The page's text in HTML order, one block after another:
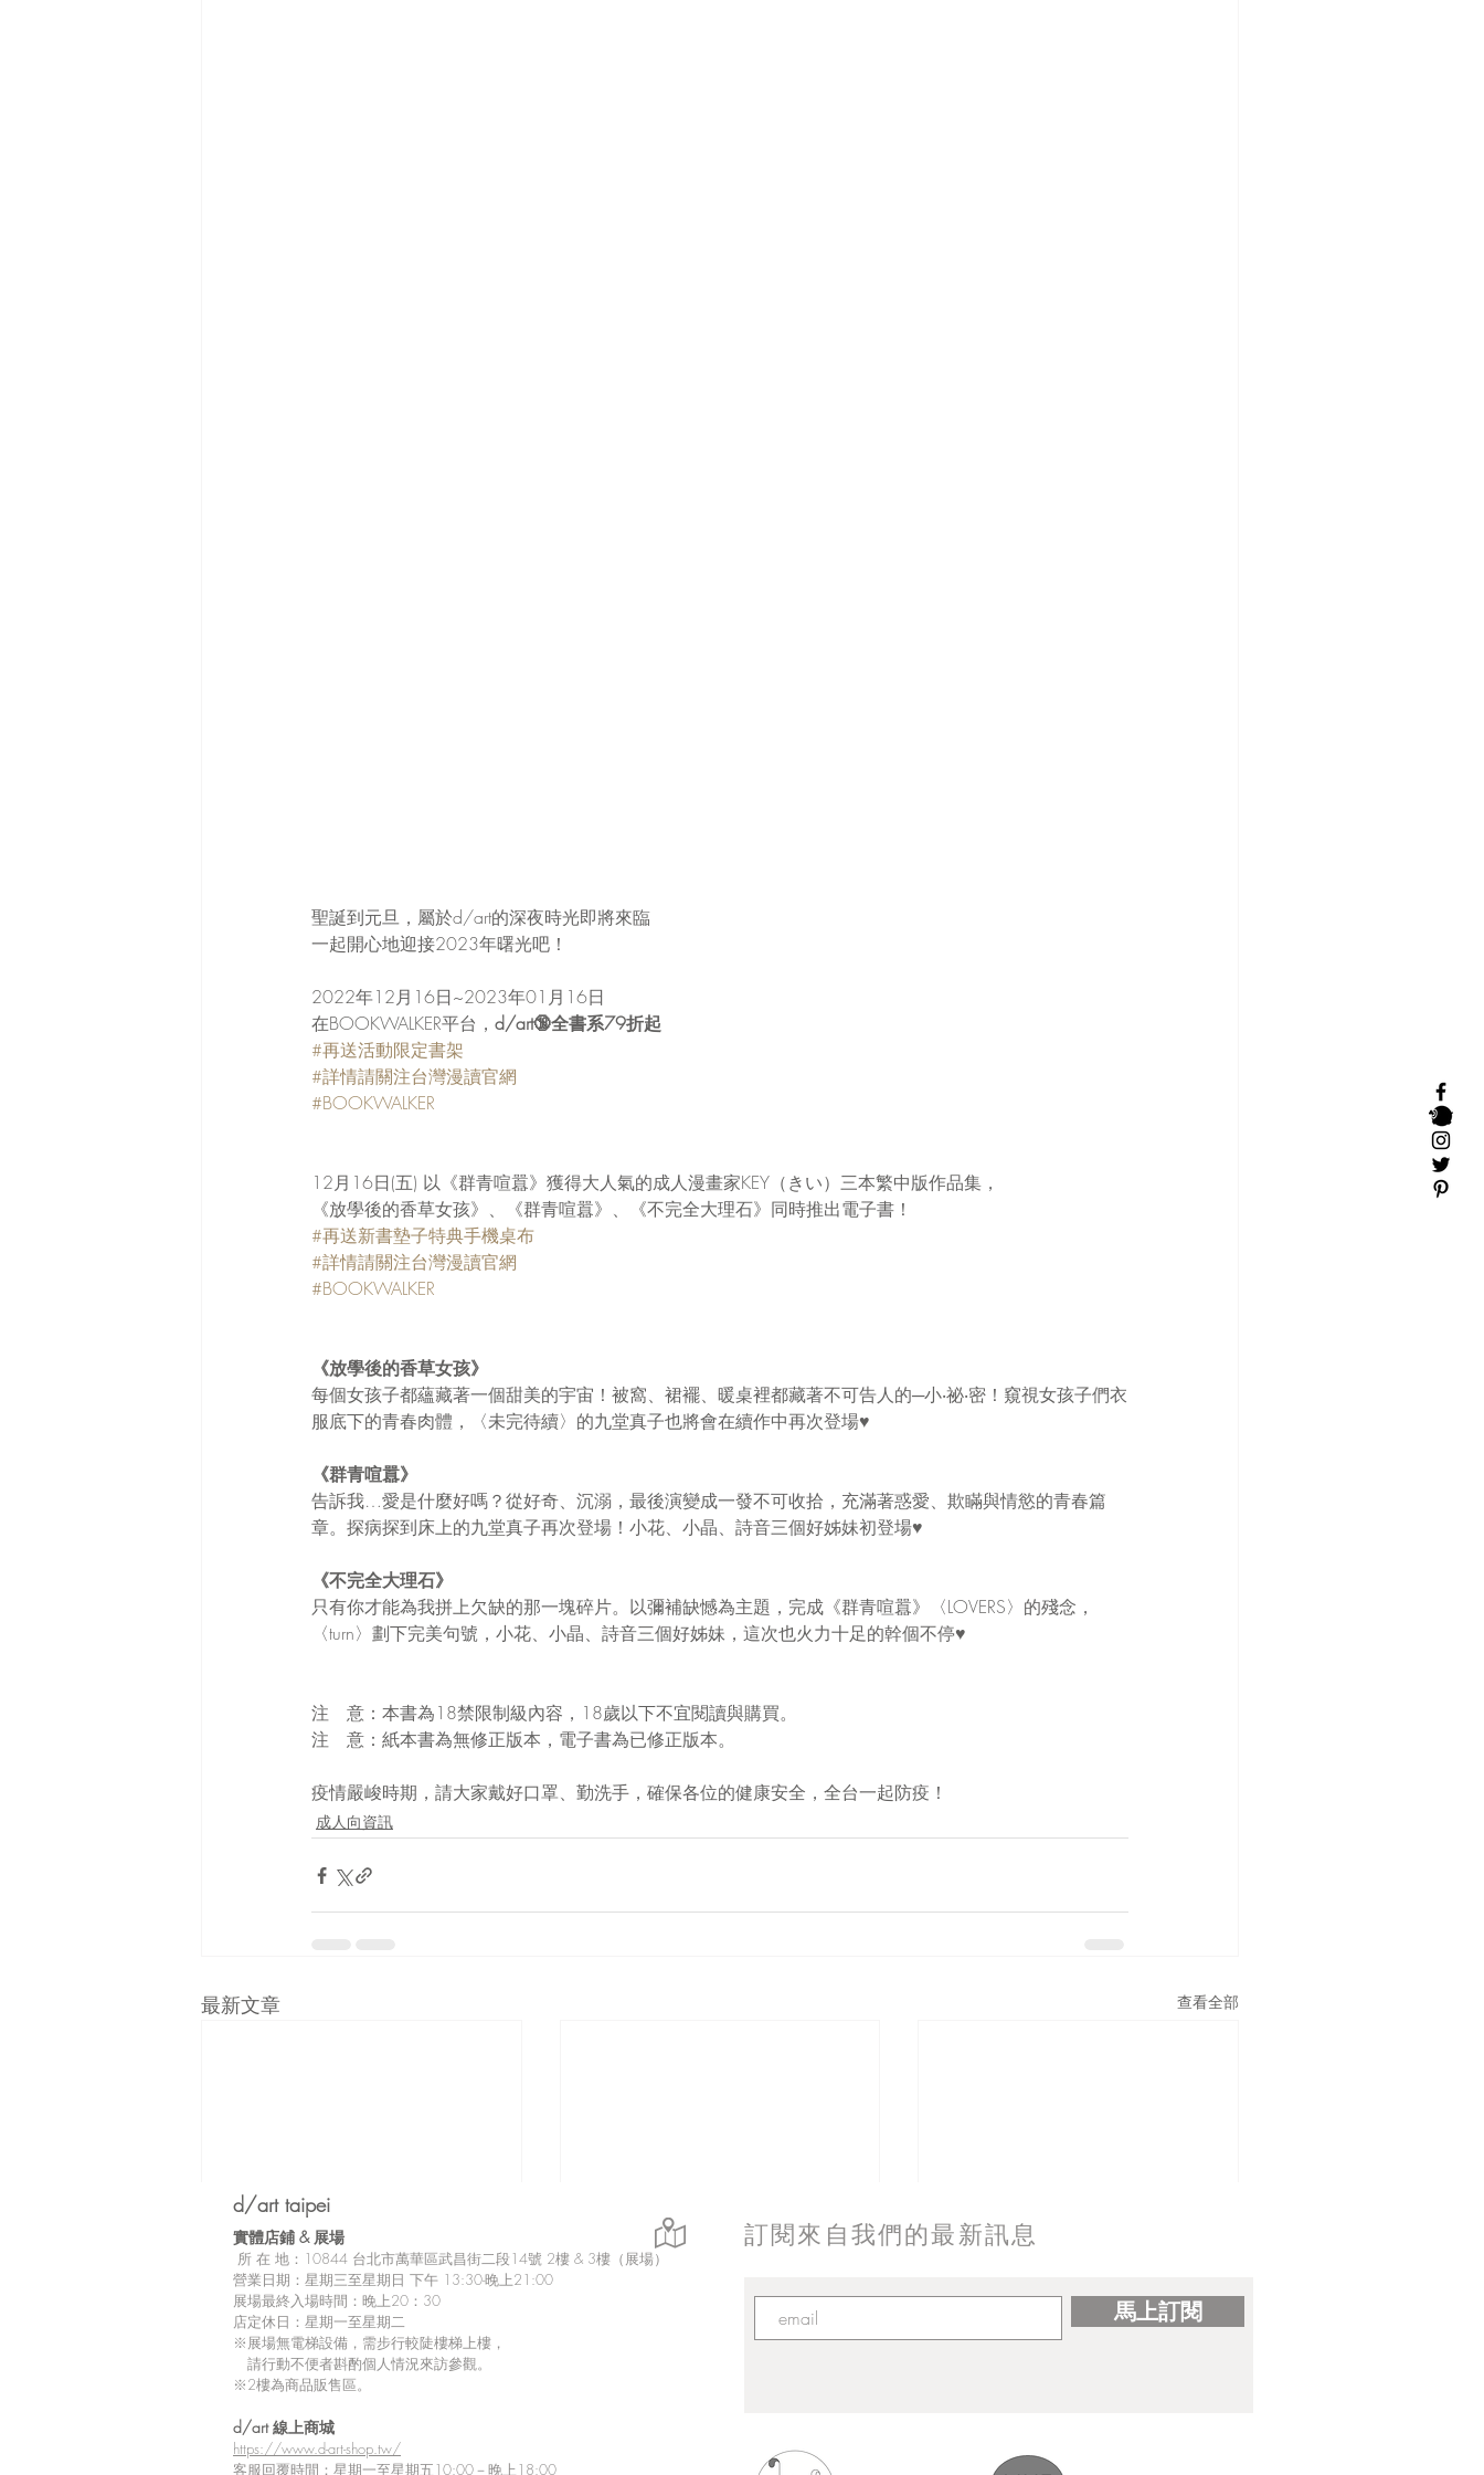
聖誕到元旦，屬於d/art的深夜時光即將來臨
一起開心地迎接2023年曙光吧！
2022年12月16日~2023年01月16日
在BOOKWALKER平台， d/art🔞全書系79折起
#再送活動限定書架
#詳情請關注台灣漫讀官網
#BOOKWALKER
12月16日(五) 以《群青喧囂》獲得大人氣的成人漫畫家KEY（きい）三本繁中版作品集，
《放學後的香草女孩》、《群青喧囂》、《不完全大理石》同時推出電子書！
#再送新書墊子特典手機桌布
#詳情請關注台灣漫讀官網
#BOOKWALKER
《放學後的香草女孩》
每個女孩子都蘊藏著一個甜美的宇宙！被窩、裙襬、暖桌裡都藏著不可告人的─小‧祕‧密！窺視女孩子們衣
服底下的青春肉體，〈未完待續〉的九堂真子也將會在續作中再次登場♥️
《群青喧囂》
告訴我…愛是什麼好嗎？從好奇、沉溺，最後演變成一發不可收拾，充滿著惑愛、欺瞞與情慾的青春篇
章。探病探到床上的九堂真子再次登場！小花、小晶、詩音三個好姊妹初登場♥️
《不完全大理石》
只有你才能為我拼上欠缺的那一塊碎片。以彌補缺憾為主題，完成《群青喧囂》〈LOVERS〉的殘念，
〈turn〉劃下完美句號，小花、小晶、詩音三個好姊妹，這次也火力十足的幹個不停♥️
注　意：本書為18禁限制級內容，18歲以下不宜閱讀與購買。
注　意：紙本書為無修正版本，電子書為已修正版本。
疫情嚴峻時期，請大家戴好口罩、勤洗手，確保各位的健康安全，全台一起防疫！
成人向資訊
最新文章 查看全部
馬上訂閱
訂閱來自我們的最新訊息
d/art taipei
實體店鋪 & 展場
所 在 地：10844 台北市萬華區武昌街二段14號 2樓 & 3樓（展場）
營業日期：星期三至星期日 下午 13:30-晚上21:00
展場最終入場時間：晚上20：30
店定休日：星期一至星期二
※展場無電梯設備，需步行較陡樓梯上樓，
請行動不便者斟酌個人情況來訪參觀。
※2樓為商品販售區。
d/art 線上商城
https://www.d-art-shop.tw/
客服回覆時間：星期一至星期五10:00－晚上18:00